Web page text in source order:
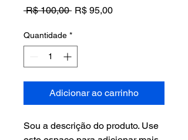
R$ 100,00 Preço
R$ 95,00Preço
Quantidade *
Adicionar ao carrinho
Sou a descrição do produto. Use